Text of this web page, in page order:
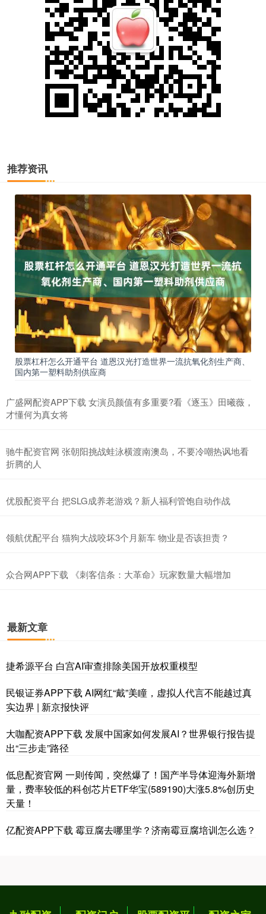
推荐资讯
股票杠杆怎么开通平台 道恩汉光打造世界一流抗氧化剂生产商、
国内第一塑料助剂供应商
广盛网配资APP下载 女演员颜值有多重要?看《逐玉》田曦薇，
才懂何为真女将
驰牛配资官网 张朝阳挑战蛙泳横渡南澳岛，不要冷嘲热讽地看
折腾的人
优股配资平台 把SLG成养老游戏？新人福利管饱自动作战
领航优配平台 猫狗大战咬坏3个月新车 物业是否该担责？
众合网APP下载 《刺客信条：大革命》玩家数量大幅增加
最新文章
捷希源平台 白宫AI审查排除美国开放权重模型
民银证券APP下载 AI网红“戴”美瞳，虚拟人代言不能越过真
实边界 | 新京报快评
大咖配资APP下载 发展中国家如何发展AI？世界银行报告提
出“三步走”路径
低息配资官网 一则传闻，突然爆了！国产半导体迎海外新增
量，费率较低的科创芯片ETF华宝(589190)大涨5.8%创历史
天量！
亿配资APP下载 霉豆腐去哪里学？济南霉豆腐培训怎么选？